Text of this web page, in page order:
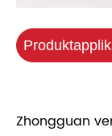
Zhongguan